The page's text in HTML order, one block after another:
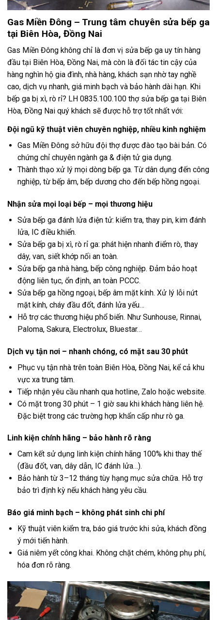
Gas Miền Đông – Trung tâm chuyên sửa bếp ga
tại Biên Hòa, Đồng Nai
Gas Miền Đông không chỉ là đơn vị sửa bếp ga uy tín hàng
đầu tại Biên Hòa, Đồng Nai, mà còn là đối tác tin cậy của
hàng nghìn hộ gia đình, nhà hàng, khách sạn nhờ tay nghề
cao, dịch vụ nhanh, giá minh bạch và bảo hành dài hạn. Khi
bếp ga bị xì, rò rỉ? LH 0835.100.100 thợ sửa bếp ga tại Biên
Hòa, Đồng Nai quý khách sẽ được hỗ trợ tốt nhất với:
Đội ngũ kỹ thuật viên chuyên nghiệp, nhiều kinh nghiệm
Gas Miền Đông sở hữu đội thợ được đào tạo bài bản. Có
chứng chỉ chuyên ngành ga & điện tử gia dụng.
Thành thạo xử lý mọi dòng bếp ga. Từ dân dụng đến công
nghiệp, từ bếp âm, bếp dương cho đến bếp hồng ngoại.
Nhận sửa mọi loại bếp – mọi thương hiệu
Sửa bếp ga đánh lửa điện tử: kiểm tra, thay pin, kim đánh
lửa, IC điều khiển.
Sửa bếp ga bị xì, rò rỉ ga: phát hiện nhanh điểm rò, thay
dây, van, siết khớp nối an toàn.
Sửa bếp ga nhà hàng, bếp công nghiệp. Đảm bảo hoạt
động liên tục, ổn định, an toàn PCCC.
Sửa bếp ga hồng ngoại, bếp âm mặt kính. Xử lý lỗi nứt
mặt kính, cháy đầu đốt, đánh lửa yếu…
Hỗ trợ các thương hiệu phổ biến. Như Sunhouse, Rinnai,
Paloma, Sakura, Electrolux, Bluestar…
Dịch vụ tận nơi – nhanh chóng, có mặt sau 30 phút
Phục vụ tận nhà trên toàn Biên Hòa, Đồng Nai, kể cả khu
vực xa trung tâm.
Tiếp nhận yêu cầu nhanh qua hotline, Zalo hoặc website.
Có mặt trong 30 phút – 1 giờ sau khi khách hàng liên hệ.
Đặc biệt trong các trường hợp khẩn cấp như rò ga.
Linh kiện chính hãng – bảo hành rõ ràng
Cam kết sử dụng linh kiện chính hãng 100% khi thay thế
(đầu đốt, van, dây dẫn, IC đánh lửa…).
Bảo hành từ 3–12 tháng tùy hạng mục sửa chữa. Hỗ trợ
bảo trì định kỳ nếu khách hàng yêu cầu.
Báo giá minh bạch – không phát sinh chi phí
Kỹ thuật viên kiểm tra, báo giá trước khi sửa, khách đồng
ý mới tiến hành.
Giá niêm yết công khai. Không chặt chém, không phụ phí,
hóa đơn rõ ràng.